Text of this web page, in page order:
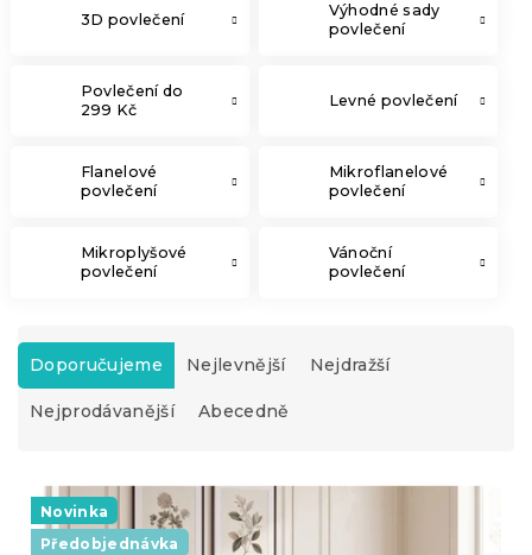
3D povlečení
Výhodné sady
povlečení
Povlečení do
299 Kč
Levné povlečení
Flanelové
povlečení
Mikroflanelové
povlečení
Mikroplyšové
povlečení
Vánoční
povlečení
Ř
z
e
p
Doporučujeme Nejlevnější Nejdražší
Nejprodávanější Abecedně
p
Novinka
Předobjednávka